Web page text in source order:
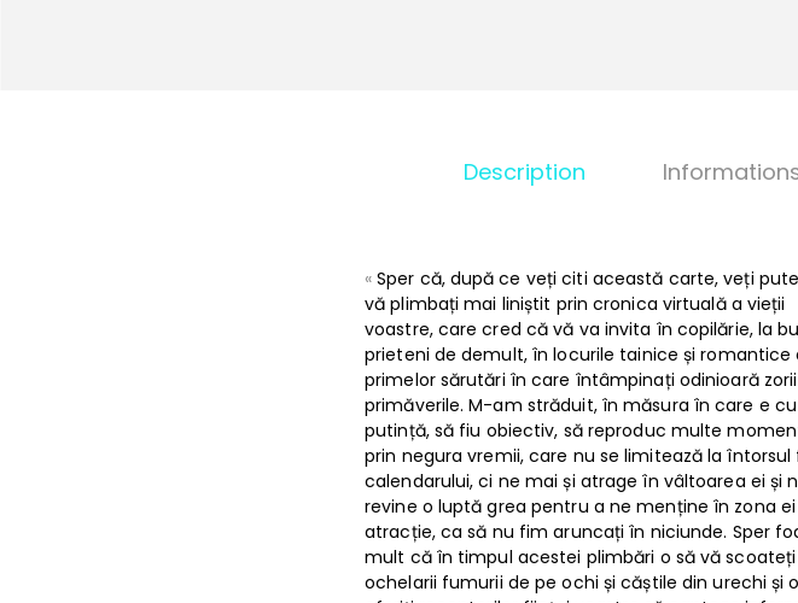
Description
« Sper că, după ce veți citi această carte, veți
vă plimbați mai liniștit prin cronica virtuală a vieții
voastre, care cred că vă va invita în copilărie, la
prieteni de demult, în locurile tainice și romantice
primelor sărutări în care întâmpinați odinioară
primăverile. M-am străduit, în măsura în care e cu
putință, să fiu obiectiv, să reproduc multe
prin negura vremii, care nu se limitează la întorsul
calendarului, ci ne mai și atrage în vâltoarea ei și
revine o luptă grea pentru a ne menține în zona
atracție, ca să nu fim aruncați în niciunde. Sper
mult că în timpul acestei plimbări o să vă scoateți
ochelarii fumurii de pe ochi și căștile din urechi și